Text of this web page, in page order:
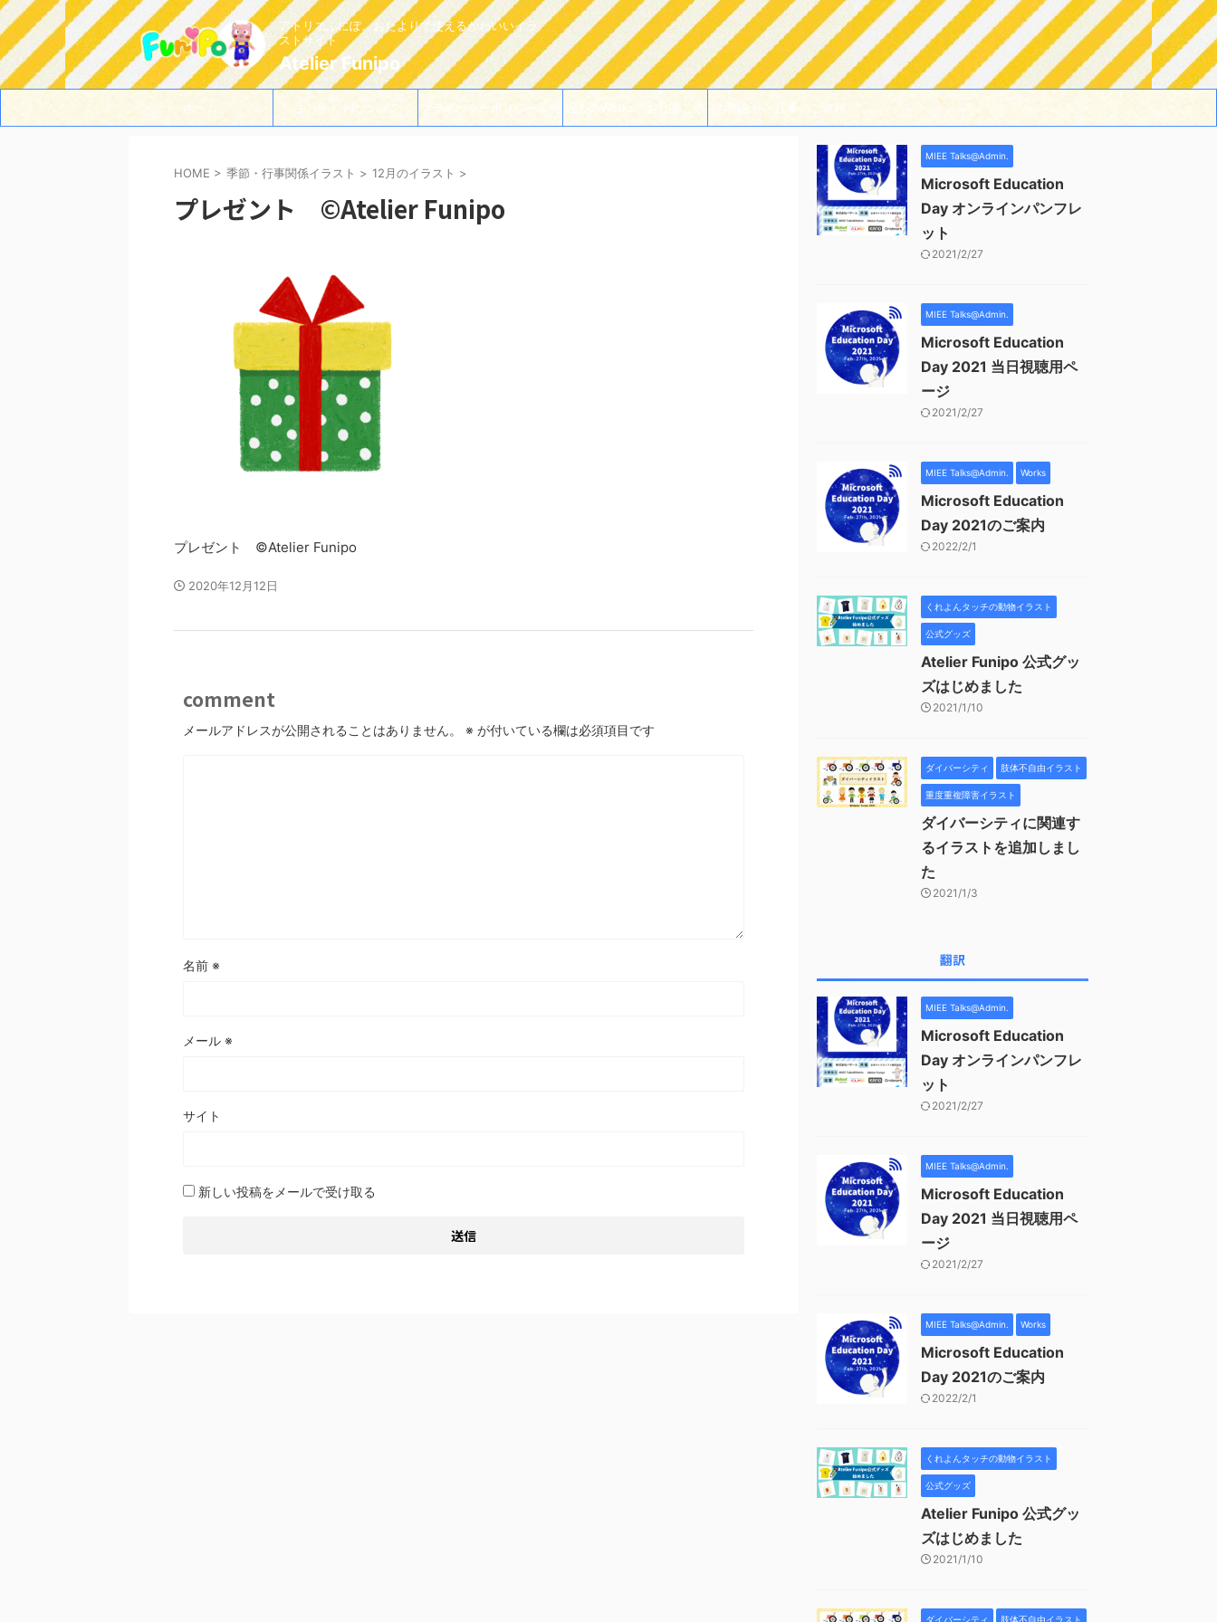
アトリエふにぽ。おたよりで使えるかわいいイラ
ストサイト
Atelier Funipo
ホーム このサイトについて プライバシーポリシー・免 過去のWorks・お仕事ご依 お問合せ・仕事のご依頼
HOME > 季節・行事関係イラスト > 12月のイラスト >
プレゼント ©Atelier Funipo
プレゼント ©Atelier Funipo
2020年12月12日
comment
メールアドレスが公開されることはありません。 ※ が付いている欄は必須項目です
名前 ※
メール ※
サイト
新しい投稿をメールで受け取る
MIEE Talks@Admin.
Microsoft Education
Day オンラインパンフレ
ット
2021/2/27
MIEE Talks@Admin.
Microsoft Education
Day 2021 当日視聴用ペ
ージ
2021/2/27
MIEE Talks@Admin. Works
Microsoft Education
Day 2021のご案内
2022/2/1
くれよんタッチの動物イラスト
公式グッズ
Atelier Funipo 公式グッ
ズはじめました
2021/1/10
ダイバーシティ 肢体不自由イラスト
重度重複障害イラスト
ダイバーシティに関連す
るイラストを追加しまし
た
2021/1/3
翻訳
MIEE Talks@Admin.
Microsoft Education
Day オンラインパンフレ
ット
2021/2/27
MIEE Talks@Admin.
Microsoft Education
Day 2021 当日視聴用ペ
ージ
2021/2/27
MIEE Talks@Admin. Works
Microsoft Education
Day 2021のご案内
2022/2/1
くれよんタッチの動物イラスト
公式グッズ
Atelier Funipo 公式グッ
ズはじめました
2021/1/10
ダイバーシティ 肢体不自由イラスト